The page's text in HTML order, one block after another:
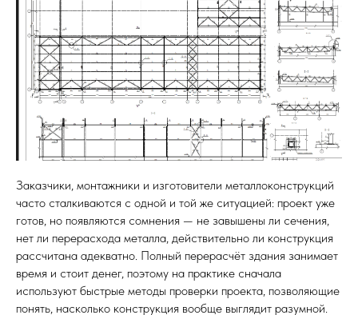
Заказчики, монтажники и изготовители металлоконструкций
часто сталкиваются с одной и той же ситуацией: проект уже
готов, но появляются сомнения — не завышены ли сечения,
нет ли перерасхода металла, действительно ли конструкция
рассчитана адекватно. Полный перерасчёт здания занимает
время и стоит денег, поэтому на практике сначала
используют быстрые методы проверки проекта, позволяющие
понять, насколько конструкция вообще выглядит разумной.